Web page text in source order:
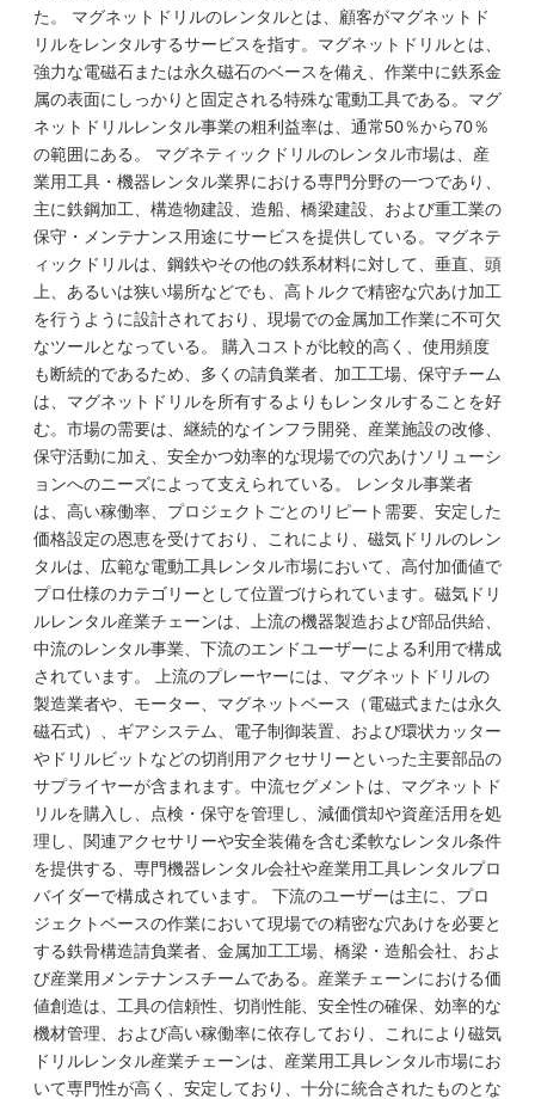
た。 マグネットドリルのレンタルとは、顧客がマグネットド
リルをレンタルするサービスを指す。マグネットドリルとは、
強力な電磁石または永久磁石のベースを備え、作業中に鉄系金
属の表面にしっかりと固定される特殊な電動工具である。マグ
ネットドリルレンタル事業の粗利益率は、通常50％から70％
の範囲にある。 マグネティックドリルのレンタル市場は、産
業用工具・機器レンタル業界における専門分野の一つであり、
主に鉄鋼加工、構造物建設、造船、橋梁建設、および重工業の
保守・メンテナンス用途にサービスを提供している。マグネテ
ィックドリルは、鋼鉄やその他の鉄系材料に対して、垂直、頭
上、あるいは狭い場所などでも、高トルクで精密な穴あけ加工
を行うように設計されており、現場での金属加工作業に不可欠
なツールとなっている。 購入コストが比較的高く、使用頻度
も断続的であるため、多くの請負業者、加工工場、保守チーム
は、マグネットドリルを所有するよりもレンタルすることを好
む。市場の需要は、継続的なインフラ開発、産業施設の改修、
保守活動に加え、安全かつ効率的な現場での穴あけソリューシ
ョンへのニーズによって支えられている。 レンタル事業者
は、高い稼働率、プロジェクトごとのリピート需要、安定した
価格設定の恩恵を受けており、これにより、磁気ドリルのレン
タルは、広範な電動工具レンタル市場において、高付加価値で
プロ仕様のカテゴリーとして位置づけられています。磁気ドリ
ルレンタル産業チェーンは、上流の機器製造および部品供給、
中流のレンタル事業、下流のエンドユーザーによる利用で構成
されています。 上流のプレーヤーには、マグネットドリルの
製造業者や、モーター、マグネットベース（電磁式または永久
磁石式）、ギアシステム、電子制御装置、および環状カッター
やドリルビットなどの切削用アクセサリーといった主要部品の
サプライヤーが含まれます。中流セグメントは、マグネットド
リルを購入し、点検・保守を管理し、減価償却や資産活用を処
理し、関連アクセサリーや安全装備を含む柔軟なレンタル条件
を提供する、専門機器レンタル会社や産業用工具レンタルプロ
バイダーで構成されています。 下流のユーザーは主に、プロ
ジェクトベースの作業において現場での精密な穴あけを必要と
する鉄骨構造請負業者、金属加工工場、橋梁・造船会社、およ
び産業用メンテナンスチームである。産業チェーンにおける価
値創造は、工具の信頼性、切削性能、安全性の確保、効率的な
機材管理、および高い稼働率に依存しており、これにより磁気
ドリルレンタル産業チェーンは、産業用工具レンタル市場にお
いて専門性が高く、安定しており、十分に統合されたものとな